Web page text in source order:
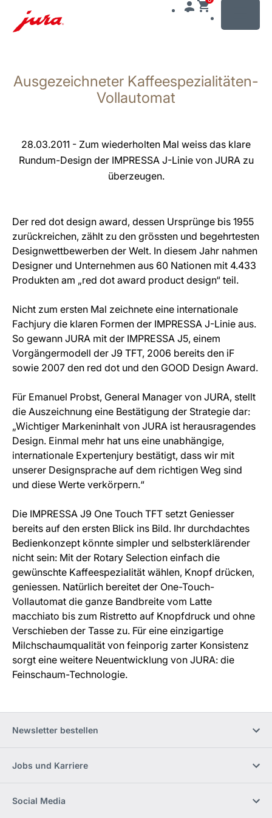
wechseln
Ausgezeichneter Kaffeespezialitäten-
Vollautomat
28.03.2011 - Zum wiederholten Mal weiss das klare
Rundum-Design der IMPRESSA J-Linie von JURA zu
überzeugen.
Der red dot design award, dessen Ursprünge bis 1955
zurückreichen, zählt zu den grössten und begehrtesten
Designwettbewerben der Welt. In diesem Jahr nahmen
Designer und Unternehmen aus 60 Nationen mit 4.433
Produkten am „red dot award product design“ teil.
Nicht zum ersten Mal zeichnete eine internationale
Fachjury die klaren Formen der IMPRESSA J-Linie aus.
So gewann JURA mit der IMPRESSA J5, einem
Vorgängermodell der J9 TFT, 2006 bereits den iF
sowie 2007 den red dot und den GOOD Design Award.
Für Emanuel Probst, General Manager von JURA, stellt
die Auszeichnung eine Bestätigung der Strategie dar:
„Wichtiger Markeninhalt von JURA ist herausragendes
Design. Einmal mehr hat uns eine unabhängige,
internationale Expertenjury bestätigt, dass wir mit
unserer Designsprache auf dem richtigen Weg sind
und diese Werte verkörpern.“
Die IMPRESSA J9 One Touch TFT setzt Geniesser
bereits auf den ersten Blick ins Bild. Ihr durchdachtes
Bedienkonzept könnte simpler und selbsterklärender
nicht sein: Mit der Rotary Selection einfach die
gewünschte Kaffeespezialität wählen, Knopf drücken,
geniessen. Natürlich bereitet der One-Touch-
Vollautomat die ganze Bandbreite vom Latte
macchiato bis zum Ristretto auf Knopfdruck und ohne
Verschieben der Tasse zu. Für eine einzigartige
Milchschaumqualität von feinporig zarter Konsistenz
sorgt eine weitere Neuentwicklung von JURA: die
Feinschaum-Technologie.
Newsletter bestellen
Jobs und Karriere
Social Media